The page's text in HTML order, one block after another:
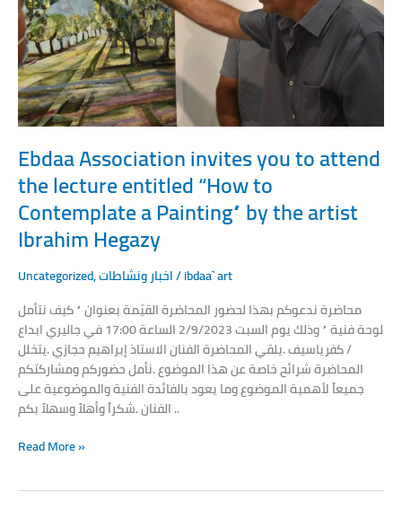
Ebdaa Association invites you to attend
the lecture entitled “How to
Contemplate a Painting” by the artist
Ibrahim Hegazy
Uncategorized,اخبار ونشاطات/ibdaa` art
محاضرة ندعوكم بهذا لحضور المحاضرة القيّمة بعنوان ” كيف نتأمل
لوحة فنية ” وذلك يوم السبت 2/9/2023 الساعة 17:00 في جاليري ابداع
/ كفرياسيف .يلقي المحاضرة الفنان الاستاذ إبراهيم حجازي .يتخلل
المحاضرة شرائح خاصة عن هذا الموضوع .نأمل حضوركم ومشاركتكم
جميعاً لأهمية الموضوع وما يعود بالفائدة الفنية والموضوعية على
الفنان .شكراً وأهلاً وسهلاً بكم ..
the
lecture
entitled
“How
to
Contemplate
Painting”
by
the
artist
Ibrahim
Read More »